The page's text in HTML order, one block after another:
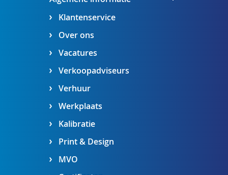
Klantenservice
Over ons
Vacatures
Verkoopadviseurs
Verhuur
Werkplaats
Kalibratie
Print & Design
MVO